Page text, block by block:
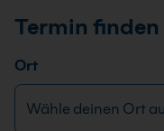
Termin finden
Ort